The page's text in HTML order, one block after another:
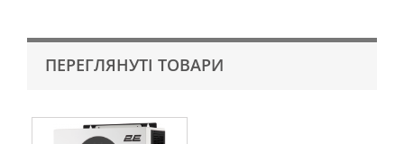
ПЕРЕГЛЯНУТІ ТОВАРИ